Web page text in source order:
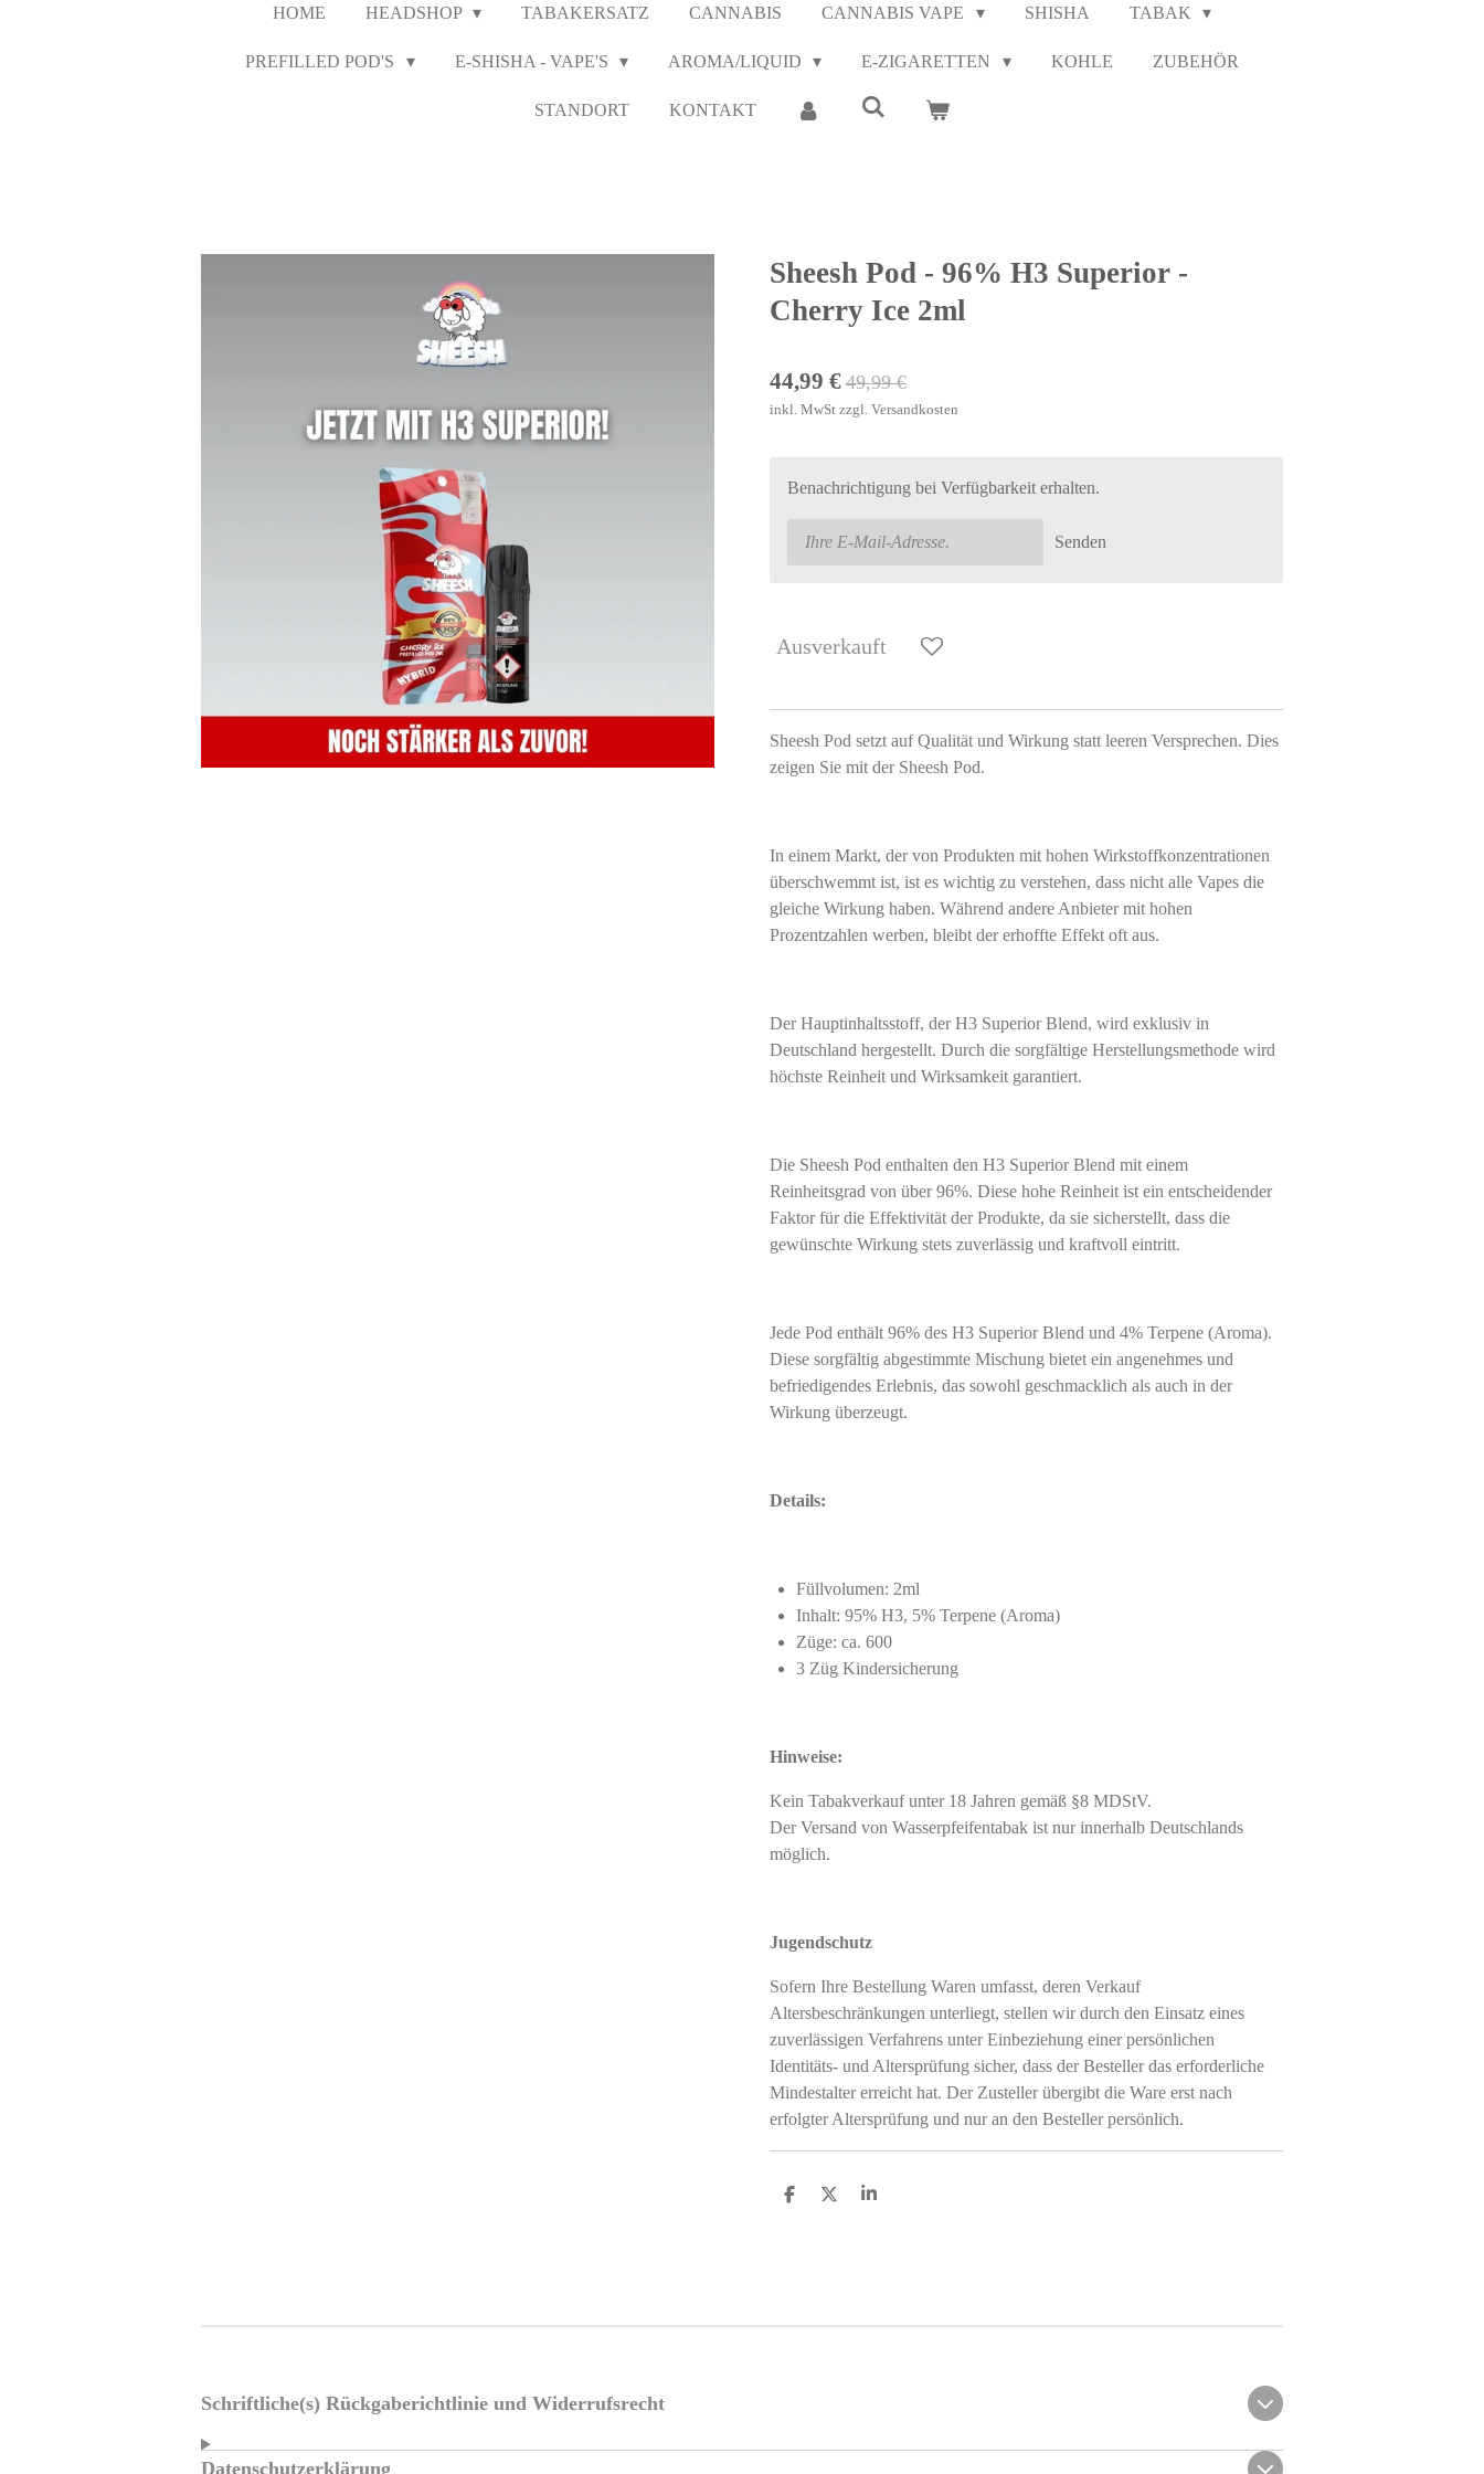
HOME HEADSHOP TABAKERSATZ CANNABIS CANNABIS VAPE SHISHA TABAK
PREFILLED POD'S E-SHISHA - VAPE'S AROMA/LIQUID E-ZIGARETTEN KOHLE ZUBEHÖR
STANDORT KONTAKT
Sheesh Pod - 96% H3 Superior -
Cherry Ice 2ml
44,99 € 49,99 €
inkl. MwSt zzgl. Versandkosten
Benachrichtigung bei Verfügbarkeit erhalten.
Senden
Ausverkauft
Sheesh Pod setzt auf Qualität und Wirkung statt leeren Versprechen. Dies
zeigen Sie mit der Sheesh Pod.
In einem Markt, der von Produkten mit hohen Wirkstoffkonzentrationen
überschwemmt ist, ist es wichtig zu verstehen, dass nicht alle Vapes die
gleiche Wirkung haben. Während andere Anbieter mit hohen
Prozentzahlen werben, bleibt der erhoffte Effekt oft aus.
Der Hauptinhaltsstoff, der H3 Superior Blend, wird exklusiv in
Deutschland hergestellt. Durch die sorgfältige Herstellungsmethode wird
höchste Reinheit und Wirksamkeit garantiert.
Die Sheesh Pod enthalten den H3 Superior Blend mit einem
Reinheitsgrad von über 96%. Diese hohe Reinheit ist ein entscheidender
Faktor für die Effektivität der Produkte, da sie sicherstellt, dass die
gewünschte Wirkung stets zuverlässig und kraftvoll eintritt.
Jede Pod enthält 96% des H3 Superior Blend und 4% Terpene (Aroma).
Diese sorgfältig abgestimmte Mischung bietet ein angenehmes und
befriedigendes Erlebnis, das sowohl geschmacklich als auch in der
Wirkung überzeugt.
Details:
Füllvolumen: 2ml
Inhalt: 95% H3, 5% Terpene (Aroma)
Züge: ca. 600
3 Züg Kindersicherung
Hinweise:
Kein Tabakverkauf unter 18 Jahren gemäß §8 MDStV.
Der Versand von Wasserpfeifentabak ist nur innerhalb Deutschlands
möglich.
Jugendschutz
Sofern Ihre Bestellung Waren umfasst, deren Verkauf
Altersbeschränkungen unterliegt, stellen wir durch den Einsatz eines
zuverlässigen Verfahrens unter Einbeziehung einer persönlichen
Identitäts- und Altersprüfung sicher, dass der Besteller das erforderliche
Mindestalter erreicht hat. Der Zusteller übergibt die Ware erst nach
erfolgter Altersprüfung und nur an den Besteller persönlich.
T
T
T
Schriftliche(s) Rückgaberichtlinie und Widerrufsrecht
Datenschutzerklärung